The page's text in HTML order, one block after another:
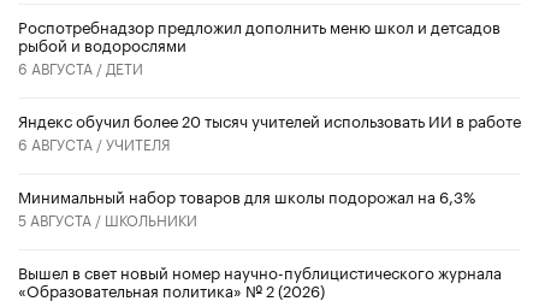
Роспотребнадзор предложил дополнить меню школ и детсадов
рыбой и водорослями
6 АВГУСТА / ДЕТИ
​Яндекс обучил более 20 тысяч учителей использовать ИИ в работе
6 АВГУСТА /УЧИТЕЛЯ
Минимальный набор товаров для школы подорожал на 6,3%
5 АВГУСТА / ШКОЛЬНИКИ
Вышел в свет новый номер научно-публицистического журнала
«Образовательная политика» № 2 (2026)